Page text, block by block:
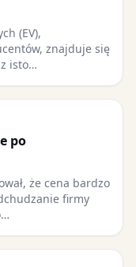
(EV),
znajduje się
isto…
po
że cena bardzo
firmy